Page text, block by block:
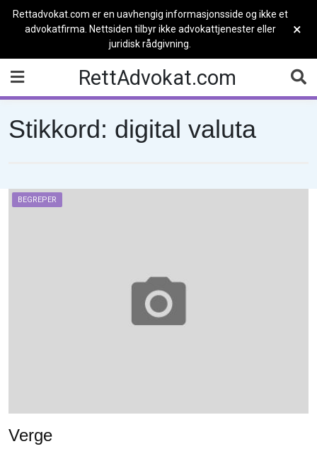
Rettadvokat.com er en uavhengig informasjonsside og ikke et
advokatfirma. Nettsiden tilbyr ikke advokattjenester eller
juridisk rådgivning.
×
content
RettAdvokat.com
Stikkord: digital valuta
BEGREPER
Verge